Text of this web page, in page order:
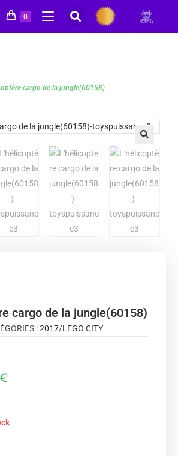
0
cargo de la jungle(60158)
🔍
cargo de la jungle(60158)
:2017/LEGO CITY
€